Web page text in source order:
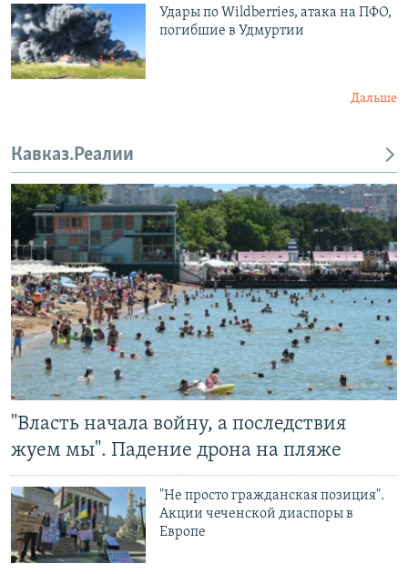
Удары по Wildberries, атака на ПФО,
погибшие в Удмуртии
Дальше
Кавказ.Реалии
"Власть начала войну, а последствия
жуем мы". Падение дрона на пляже
"Не просто гражданская позиция".
Акции чеченской диаспоры в
Европе